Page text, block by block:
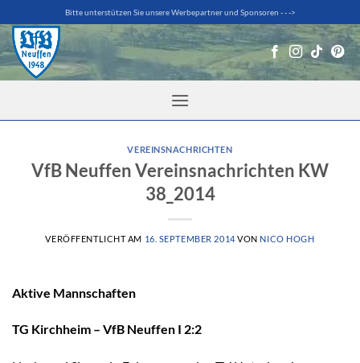
Inhalt
springen
Bitte unterstützen Sie unsere Werbepartner und Sponsoren - - ->
VEREINSNACHRICHTEN
VfB Neuffen Vereinsnachrichten KW
38_2014
VERÖFFENTLICHT AM 16. SEPTEMBER 2014VON NICO HOGH
Aktive Mannschaften
TG Kirchheim – VfB Neuffen I 2:2